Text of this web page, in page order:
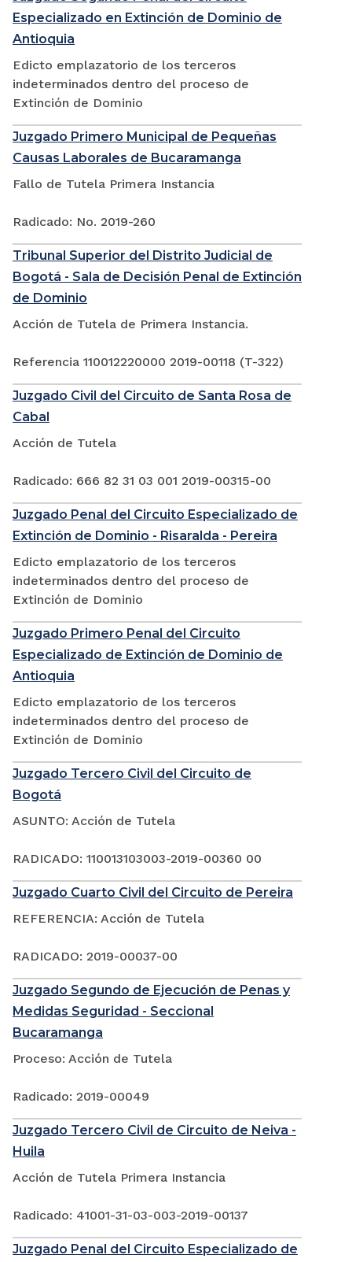
Especializado en Extinción de Dominio de
Antioquia
Edicto emplazatorio de los terceros
indeterminados dentro del proceso de
Extinción de Dominio
Juzgado Primero Municipal de Pequeñas
Causas Laborales de Bucaramanga
Fallo de Tutela Primera Instancia
Radicado: No. 2019-260
Tribunal Superior del Distrito Judicial de
Bogotá - Sala de Decisión Penal de Extinción
de Dominio
Acción de Tutela de Primera Instancia.
Referencia 110012220000 2019-00118 (T-322)
Juzgado Civil del Circuito de Santa Rosa de
Cabal
Acción de Tutela
Radicado: 666 82 31 03 001 2019-00315-00
Juzgado Penal del Circuito Especializado de
Extinción de Dominio - Risaralda - Pereira
Edicto emplazatorio de los terceros
indeterminados dentro del proceso de
Extinción de Dominio
Juzgado Primero Penal del Circuito
Especializado de Extinción de Dominio de
Antioquia
Edicto emplazatorio de los terceros
indeterminados dentro del proceso de
Extinción de Dominio
Juzgado Tercero Civil del Circuito de
Bogotá
ASUNTO: Acción de Tutela
RADICADO: 110013103003-2019-00360 00
Juzgado Cuarto Civil del Circuito de Pereira
REFERENCIA: Acción de Tutela
RADICADO: 2019-00037-00
Juzgado Segundo de Ejecución de Penas y
Medidas Seguridad - Seccional
Bucaramanga
Proceso: Acción de Tutela
Radicado: 2019-00049
Juzgado Tercero Civil de Circuito de Neiva -
Huila
Acción de Tutela Primera Instancia
Radicado: 41001-31-03-003-2019-00137
Juzgado Penal del Circuito Especializado de